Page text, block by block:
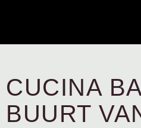
CUCINA
BUURT